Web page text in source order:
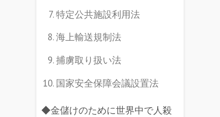
特定公共施設利用法
海上輸送規制法
捕虜取り扱い法
国家安全保障会議設置法
◆金儲けのために世界中で人殺